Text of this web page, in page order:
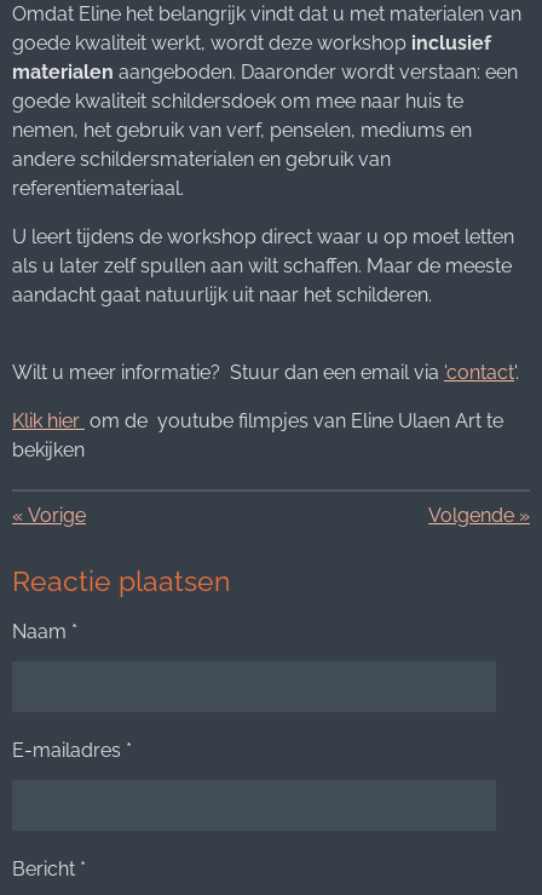
Omdat Eline het belangrijk vindt dat u met materialen van
goede kwaliteit werkt, wordt deze workshop inclusief
materialen aangeboden. Daaronder wordt verstaan: een
goede kwaliteit schildersdoek om mee naar huis te
nemen, het gebruik van verf, penselen, mediums en
andere schildersmaterialen en gebruik van
referentiemateriaal.
U leert tijdens de workshop direct waar u op moet letten
als u later zelf spullen aan wilt schaffen. Maar de meeste
aandacht gaat natuurlijk uit naar het schilderen.
Wilt u meer informatie? Stuur dan een email via 'contact'.
Klik hier om de youtube filmpjes van Eline Ulaen Art te
bekijken
« Vorige Volgende »
Reactie plaatsen
Naam *
E-mailadres *
Bericht *